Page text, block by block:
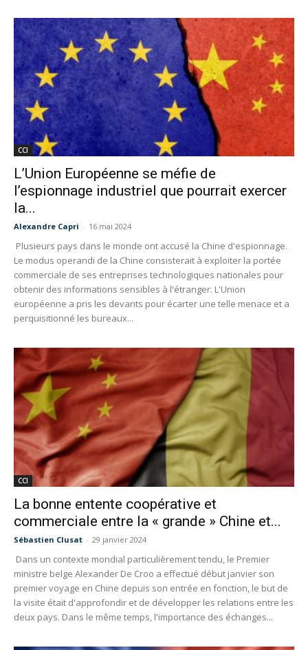
CCI
L’Union Européenne se méfie de
l’espionnage industriel que pourrait exercer
la...
Alexandre Capri - 16 mai 2024
Plusieurs pays dans le monde ont accusé la Chine d'espionnage.
Le modus operandi de la Chine consisterait à exploiter la portée
commerciale de ses entreprises technologiques nationales pour
obtenir des informations sensibles à l'étranger. L'Union
européenne a pris les devants pour écarter une telle menace et a
perquisitionné les bureaux...
CCI
La bonne entente coopérative et
commerciale entre la « grande » Chine et...
Sébastien Clusat - 29 janvier 2024
Dans un contexte mondial particulièrement tendu, le Premier
ministre belge Alexander De Croo a effectué début janvier son
premier voyage en Chine depuis son entrée en fonction, le but de
la visite était d'approfondir et de développer les relations entre les
deux pays. Dans le même temps, l'importance des échanges...